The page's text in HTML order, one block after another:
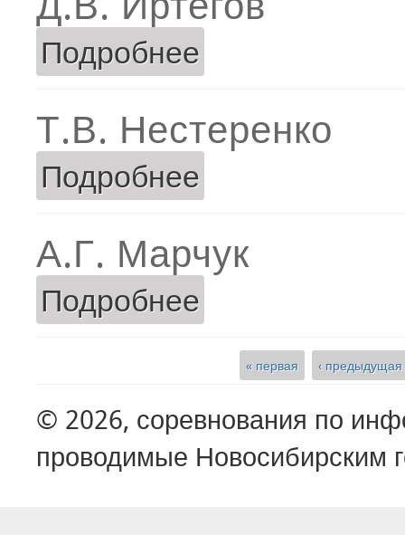
Подробнее
Т.В. Нестеренко
Подробнее
А.Г. Марчук
Подробнее
« первая ‹ предыдущая
© 2026, соревнования по
проводимые Новосибирским